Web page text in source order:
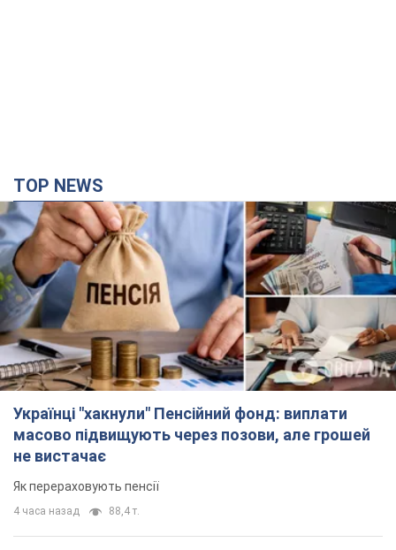
TOP NEWS
Українці "хакнули" Пенсійний фонд: виплати
масово підвищують через позови, але грошей
не вистачає
Як перераховують пенсії
4 часа назад 88,4 т.